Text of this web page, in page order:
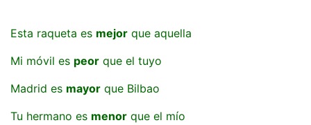
Esta raqueta es mejor que aquella
Mi móvil es peor que el tuyo
Madrid es mayor que Bilbao
Tu hermano es menor que el mío